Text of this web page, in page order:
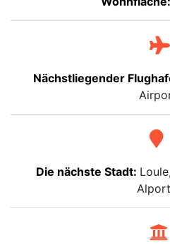
Nächstliegender
Die nächste Stadt: